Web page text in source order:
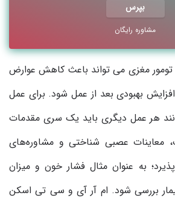
بپرس
مشاوره رایگان
تومور مغزی می تواند باعث کاهش عوارض
بهبودی بعد از عمل شود. برای عمل
هر عمل دیگری باید یک سری مقدمات
معاینات عصبی شناختی و مشاوره‌های
به عنوان مثال فشار خون و میزان
بررسی شود. ام آر آی و سی تی اسکن